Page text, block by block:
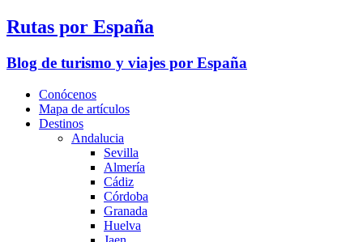
Rutas por España
Blog de turismo y viajes por España
Conócenos
Mapa de artículos
Destinos
Andalucia
Sevilla
Almería
Cádiz
Córdoba
Granada
Huelva